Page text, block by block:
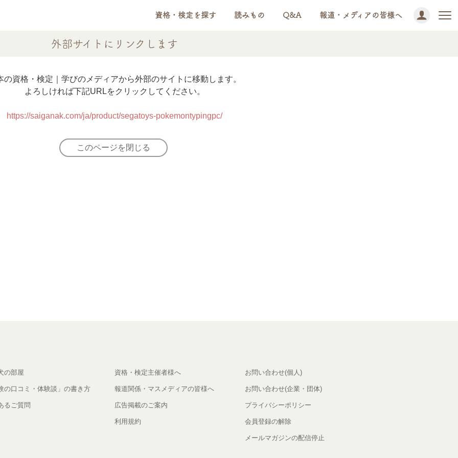
資格・検定を探す 読みもの Q&A 報道・メディアの皆様へ
外部サイトにリンクします
の資格・検定｜学びのメディアから外部のサイトに移動します。
よろしければ下記URLをクリックしてください。
https://saiganak.com/ja/product/segatoys-pokemontypingpc/
このページを閉じる
の部屋
の口コミ・体験談」の書き方
るご質問
資格・検定主催者様へ
報道関係・マスメディアの皆様へ
広告掲載のご案内
利用規約
お問い合わせ(個人)
お問い合わせ(企業・団体)
プライバシーポリシー
会員登録の解除
メールマガジンの配信停止